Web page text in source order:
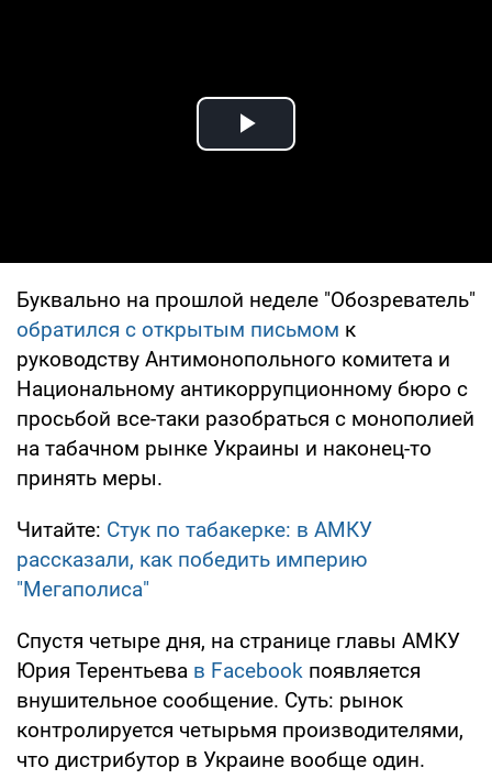
Play Video
Буквально на прошлой неделе "Обозреватель"
обратился с открытым письмом к
руководству Антимонопольного комитета и
Национальному антикоррупционному бюро с
просьбой все-таки разобраться с монополией
на табачном рынке Украины и наконец-то
принять меры.
Читайте: Стук по табакерке: в АМКУ
рассказали, как победить империю
"Мегаполиса"
Спустя четыре дня, на странице главы АМКУ
Юрия Терентьева в Facebook появляется
внушительное сообщение. Суть: рынок
контролируется четырьмя производителями,
что дистрибутор в Украине вообще один.